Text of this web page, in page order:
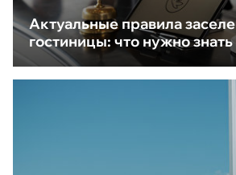
Актуальные правила
гостиницы: что нужно